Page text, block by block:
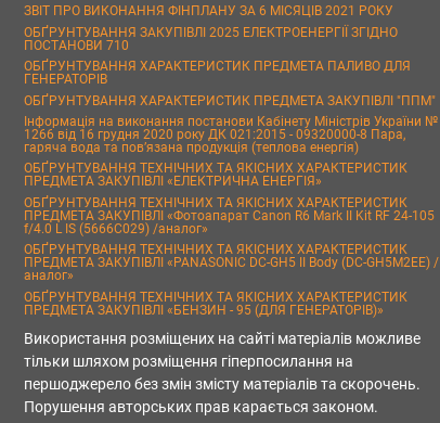
ЗВІТ ПРО ВИКОНАННЯ ФІНПЛАНУ ЗА 6 МІСЯЦІВ 2021 РОКУ
ОБҐРУНТУВАННЯ ЗАКУПІВЛІ 2025 ЕЛЕКТРОЕНЕРГІЇ ЗГІДНО
ПОСТАНОВИ 710
ОБҐРУНТУВАННЯ ХАРАКТЕРИСТИК ПРЕДМЕТА ПАЛИВО ДЛЯ
ГЕНЕРАТОРІВ
ОБҐРУНТУВАННЯ ХАРАКТЕРИСТИК ПРЕДМЕТА ЗАКУПІВЛІ "ППМ"
Інформація на виконання постанови Кабінету Міністрів України №
1266 від 16 грудня 2020 року ДК 021:2015 - 09320000-8 Пара,
гаряча вода та пов’язана продукція (теплова енергія)
ОБҐРУНТУВАННЯ ТЕХНІЧНИХ ТА ЯКІСНИХ ХАРАКТЕРИСТИК
ПРЕДМЕТА ЗАКУПІВЛІ «ЕЛЕКТРИЧНА ЕНЕРГІЯ»
ОБҐРУНТУВАННЯ ТЕХНІЧНИХ ТА ЯКІСНИХ ХАРАКТЕРИСТИК
ПРЕДМЕТА ЗАКУПІВЛІ «Фотоапарат Canon R6 Mark II Kit RF 24-105
f/4.0 L IS (5666C029) /аналог»
ОБҐРУНТУВАННЯ ТЕХНІЧНИХ ТА ЯКІСНИХ ХАРАКТЕРИСТИК
ПРЕДМЕТА ЗАКУПІВЛІ «PANASONIC DC-GH5 II Body (DC-GH5M2EE) /
аналог»
ОБҐРУНТУВАННЯ ТЕХНІЧНИХ ТА ЯКІСНИХ ХАРАКТЕРИСТИК
ПРЕДМЕТА ЗАКУПІВЛІ «БЕНЗИН - 95 (ДЛЯ ГЕНЕРАТОРІВ)»
Використання розміщених на сайті матеріалів можливе
тільки шляхом розміщення гіперпосилання на
першоджерело без змін змісту матеріалів та скорочень.
Порушення авторських прав карається законом.